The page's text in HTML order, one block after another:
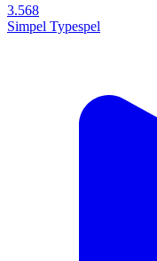
3.568
Simpel Typespel